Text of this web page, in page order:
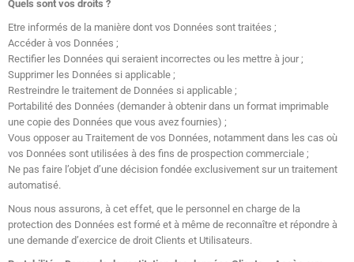
Quels sont vos droits ?
Etre informés de la manière dont vos Données sont traitées ;
Accéder à vos Données ;
Rectifier les Données qui seraient incorrectes ou les mettre à jour ;
Supprimer les Données si applicable ;
Restreindre le traitement de Données si applicable ;
Portabilité des Données (demander à obtenir dans un format imprimable
une copie des Données que vous avez fournies) ;
Vous opposer au Traitement de vos Données, notamment dans les cas où
vos Données sont utilisées à des fins de prospection commerciale ;
Ne pas faire l’objet d’une décision fondée exclusivement sur un traitement
automatisé.
Nous nous assurons, à cet effet, que le personnel en charge de la
protection des Données est formé et à même de reconnaître et répondre à
une demande d’exercice de droit Clients et Utilisateurs.